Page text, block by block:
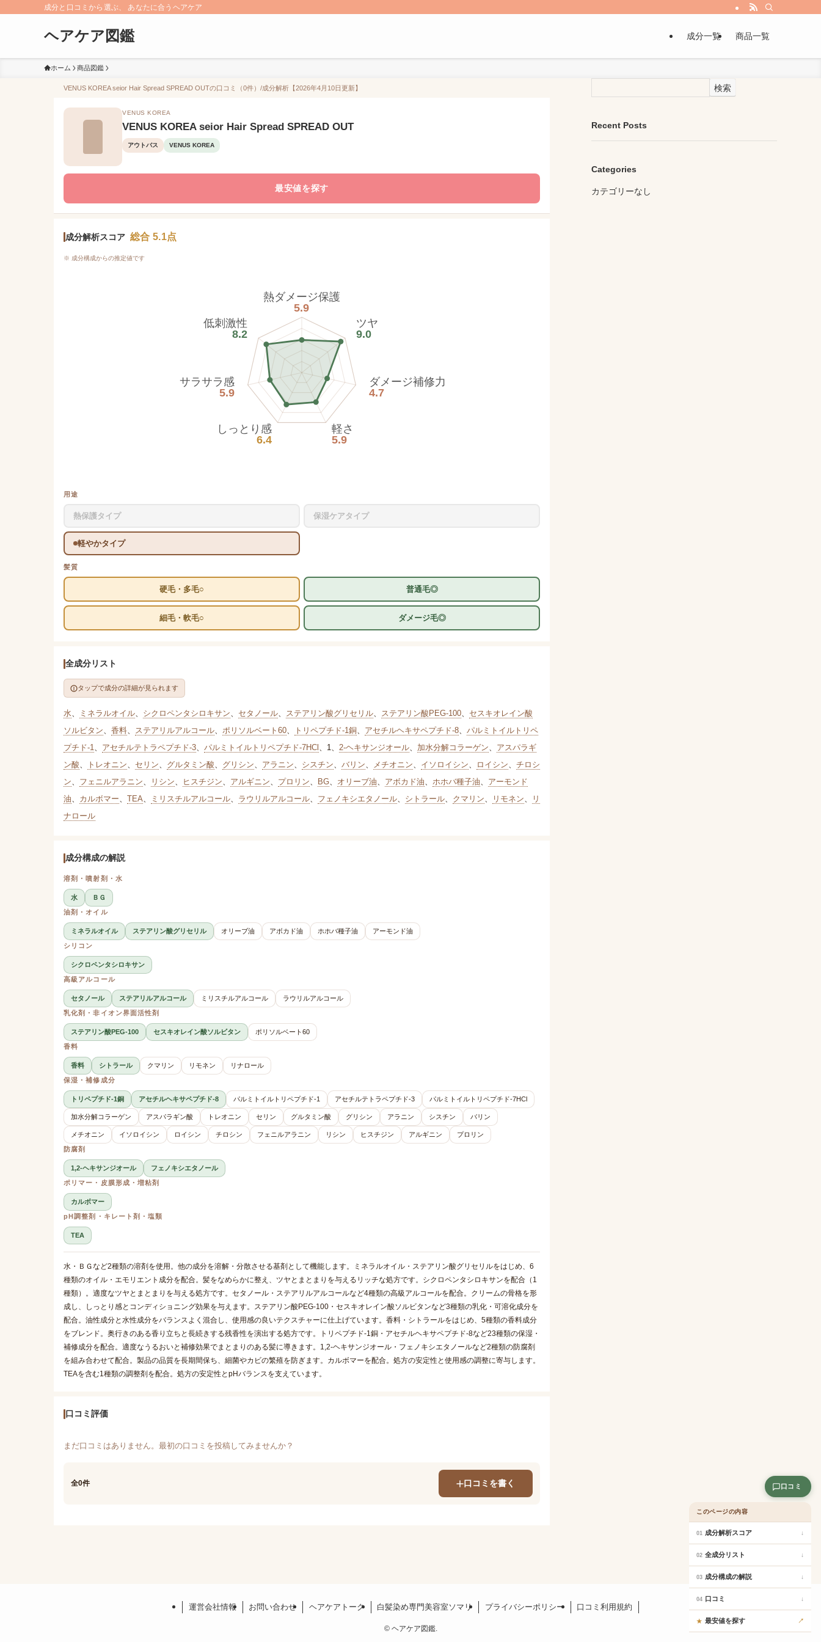
成分と口コミから選ぶ、 あなたに合うヘアケア
ヘアケア図鑑 成分一覧 商品一覧
ホーム 商品図鑑
VENUS KOREA seior Hair Spread SPREAD OUTの口コミ（0件）/成分解析【2026年4月10日更新】
VENUS KOREA
VENUS KOREA seior Hair Spread SPREAD OUT
アウトバス VENUS KOREA
最安値を探す
成分解析スコア 総合 5.1点
※ 成分構成からの推定値です
熱ダメージ保護
5.9
ツヤ
9.0
ダメージ補修力
4.7
軽さ
5.9
しっとり感
6.4
サラサラ感
5.9
低刺激性
8.2
用途
熱保護タイプ 保湿ケアタイプ
軽やかタイプ
髪質
硬毛・多毛○ 普通毛◎
細毛・軟毛○ ダメージ毛◎
全成分リスト
タップで成分の詳細が見られます
水、 ミネラルオイル、 シクロペンタシロキサン、 セタノール、 ステアリン酸グリセリル、 ステアリン酸PEG-100、 セスキオレイン酸
ソルビタン、 香料、 ステアリルアルコール、 ポリソルベート60、 トリペプチド-1銅、 アセチルヘキサペプチド-8、 パルミトイルトリペ
プチド-1、 アセチルテトラペプチド-3、 パルミトイルトリペプチド-7HCl 、 1、 2-ヘキサンジオール、 加水分解コラーゲン、 アスパラギ
ン酸、 トレオニン、 セリン、 グルタミン酸、 グリシン、 アラニン、 シスチン、 バリン、 メチオニン、 イソロイシン、 ロイシン、 チロシ
ン、 フェニルアラニン、 リシン、 ヒスチジン、 アルギニン、 プロリン、 BG、 オリーブ油、 アボカド油、 ホホバ種子油、 アーモンド
油、 カルボマー、 TEA、 ミリスチルアルコール、 ラウリルアルコール、 フェノキシエタノール、 シトラール、 クマリン、 リモネン、
リ
ナロール
成分構成の解説
溶剤・噴射剤・水
水
ＢＧ
油剤・オイル
ミネラルオイル ステアリン酸グリセリル オリーブ油 アボカド油 ホホバ種子油
アーモンド油
シリコン
シクロペンタシロキサン
高級アルコール
セタノール ステアリルアルコール ミリスチルアルコール
ラウリルアルコール
乳化剤・非イオン界面活性剤
ステアリン酸PEG-100 セスキオレイン酸ソルビタン
ポリソルベート60
香料
香料 シトラール クマリン リモネン
リナロール
保湿・補修成分
トリペプチド-1銅 アセチルヘキサペプチド-8 パルミトイルトリペプチド-1 アセチルテトラペプチド-3 パルミトイルトリペプチド-7HCl
加水分解コラーゲン アスパラギン酸 トレオニン セリン グルタミン酸 グリシン アラニン シスチン バリン
メチオニン イソロイシン ロイシン チロシン フェニルアラニン リシン ヒスチジン アルギニン
プロリン
防腐剤
1,2-ヘキサンジオール
フェノキシエタノール
ポリマー・皮膜形成・増粘剤
カルボマー
pH調整剤・キレート剤・塩類
TEA
水・ＢＧなど2種類の溶剤を使用。他の成分を溶解・分散させる基剤として機能します。ミネラルオイル・ステアリン酸グリセリルをはじめ、6
種類のオイル・エモリエント成分を配合。髪をなめらかに整え、ツヤとまとまりを与えるリッチな処方です。シクロペンタシロキサンを配合（1
種類）。適度なツヤとまとまりを与える処方です。セタノール・ステアリルアルコールなど4種類の高級アルコールを配合。クリームの骨格を形
成し、しっとり感とコンディショニング効果を与えます。ステアリン酸PEG-100・セスキオレイン酸ソルビタンなど3種類の乳化・可溶化成分を
配合。油性成分と水性成分をバランスよく混合し、使用感の良いテクスチャーに仕上げています。香料・シトラールをはじめ、5種類の香料成分
をブレンド。奥行きのある香り立ちと長続きする残香性を演出する処方です。トリペプチド-1銅・アセチルヘキサペプチド-8など23種類の保湿・
補修成分を配合。適度なうるおいと補修効果でまとまりのある髪に導きます。1,2-ヘキサンジオール・フェノキシエタノールなど2種類の防腐剤
を組み合わせて配合。製品の品質を長期間保ち、細菌やカビの繁殖を防ぎます。カルボマーを配合。処方の安定性と使用感の調整に寄与します。
TEAを含む1種類の調整剤を配合。処方の安定性とpHバランスを支えています。
口コミ評価
まだ口コミはありません。最初の口コミを投稿してみませんか？
全0件 口コミを書く
検索
Recent Posts
Categories
カテゴリーなし
運営会社情報 お問い合わせ ヘアケアトーク 白髪染め専門美容室ソマリ プライバシーポリシー 口コミ利用規約
©ヘアケア図鑑.
口コミ
このページの内容
01 成分解析スコア ↓
02 全成分リスト ↓
03 成分構成の解説 ↓
04 口コミ ↓
★ 最安値を探す ↗